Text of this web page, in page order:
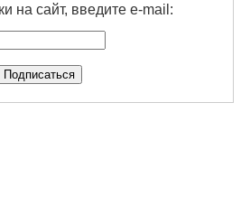
на сайт, введите e-mail: